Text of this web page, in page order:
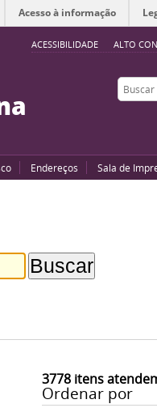
ACESSIBILIDADE ALTO
Acesso à informação
Buscar
Endereços Sala de
3778itens
Ordenar por